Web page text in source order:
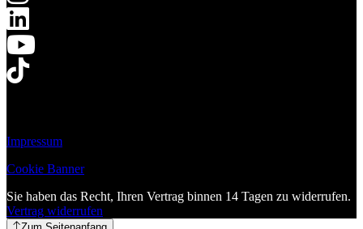
Impressum
Cookie Banner
Sie haben das Recht, Ihren Vertrag binnen 14 Tagen zu widerrufen.
Vertrag widerrufen